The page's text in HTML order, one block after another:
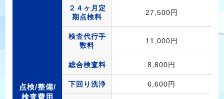
点検/整備/
検査費用
２４ヶ月定
期点検料
27,500円
検査代行手
数料
11,000円
総合検査料 8,800円
下回り洗浄 6,600円